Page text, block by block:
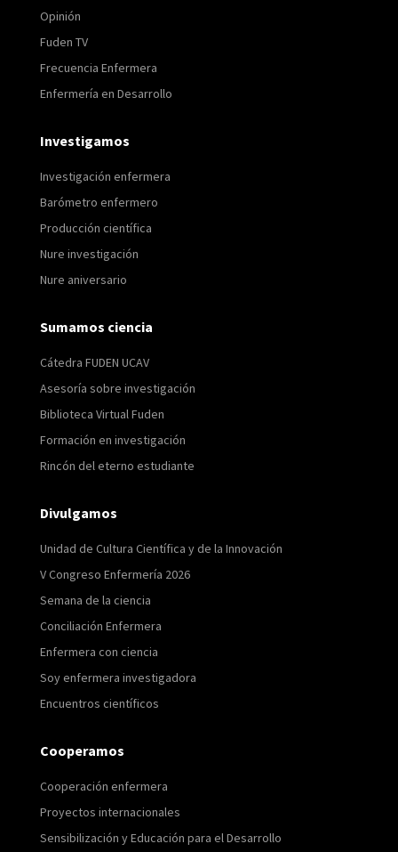
Opinión
Fuden TV
Frecuencia Enfermera
Enfermería en Desarrollo
Investigamos
Investigación enfermera
Barómetro enfermero
Producción científica
Nure investigación
Nure aniversario
Sumamos ciencia
Cátedra FUDEN UCAV
Asesoría sobre investigación
Biblioteca Virtual Fuden
Formación en investigación
Rincón del eterno estudiante
Divulgamos
Unidad de Cultura Científica y de la Innovación
V Congreso Enfermería 2026
Semana de la ciencia
Conciliación Enfermera
Enfermera con ciencia
Soy enfermera investigadora
Encuentros científicos
Cooperamos
Cooperación enfermera
Proyectos internacionales
Sensibilización y Educación para el Desarrollo